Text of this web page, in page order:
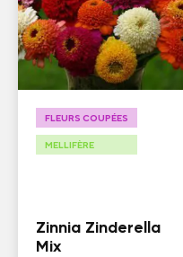
FLEURS COUPÉES
MELLIFÈRE
Zinnia Zinderella
Mix